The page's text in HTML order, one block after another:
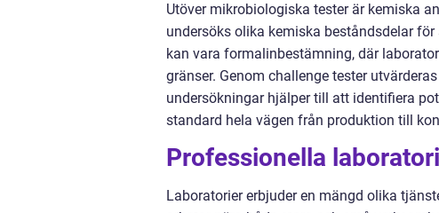
Utöver mikrobiologiska tester är kemiska
undersöks olika kemiska beståndsdelar
kan vara formalinbestämning, där
gränser. Genom challenge tester
undersökningar hjälper till att identifiera
standard hela vägen från produktion till
Professionella
Laboratorier erbjuder en mängd olika